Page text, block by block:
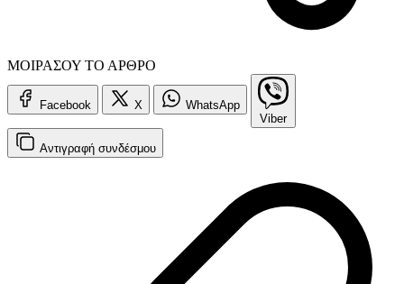
ΜΟΙΡΑΣΟΥ ΤΟ ΑΡΘΡΟ
Facebook X
WhatsApp
Viber
Αντιγραφή συνδέσμου